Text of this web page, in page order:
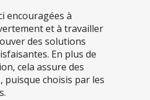
encouragées à
et à travailler
des solutions
En plus de
cela assure des
puisque choisis par les